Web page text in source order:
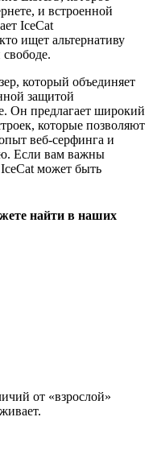
и встроенной
IceCat
ищет альтернативу
который объединяет
защитой
Он предлагает широкий
которые позволяют
веб-серфинга и
Если вам важны
может быть
найти в наших
от «взрослой»